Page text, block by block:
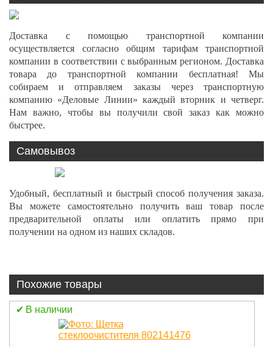
Доставка с помощью транспортной компании
осуществляется согласно общим тарифам транспортной
компании в соответствии с выбранным регионом. Доставка
товара до транспортной компании бесплатная! Мы
собираем и отправляем заказы через транспортную
компанию «Деловые Линии» каждый вторник и четверг.
Нам важно, чтобы вы получили свой заказ как можно
быстрее.
Самовывоз
Удобный, бесплатный и быстрый способ получения заказа.
Вы можете самостоятельно получить ваш товар после
предварительной оплаты или оплатить прямо при
получении на одном из наших складов.
Похожие товары